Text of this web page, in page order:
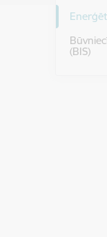
(BIS)